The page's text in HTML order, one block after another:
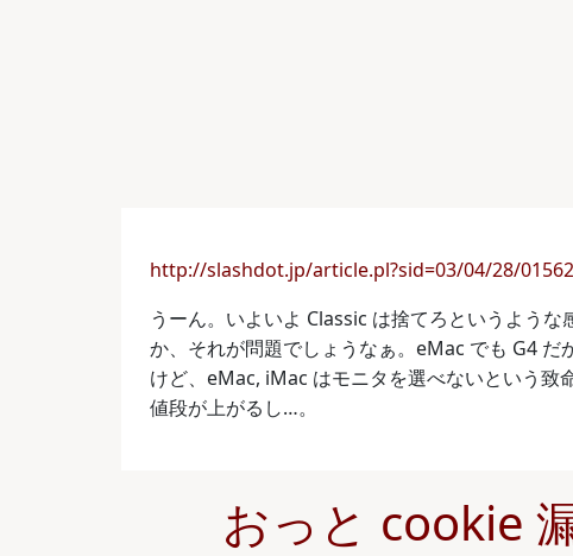
http://slashdot.jp/article.pl?sid=03/04/28/
うーん。いよいよ Classic は捨てろというよう
か、それが問題でしょうなぁ。eMac でも G4 だ
けど、eMac, iMac はモニタを選べないという致
値段が上がるし…。
おっと cookie